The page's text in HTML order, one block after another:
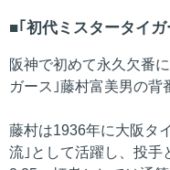
｢初代ミスタータイ
阪神で初めて永久欠番
ガース｣藤村富美男の背
藤村は1936年に大阪タ
流｣として活躍し、投手